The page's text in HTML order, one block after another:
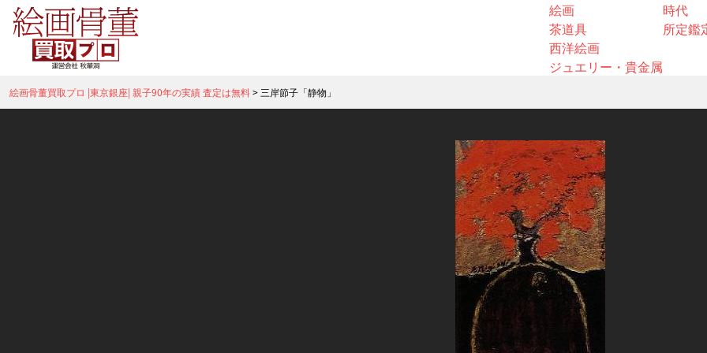
絵画
茶道具
西洋絵画
ジュエリー・貴金属
時代
所定鑑
絵画骨董買取プロ |東京銀座| 親子90年の実績 査定は無料> 三岸節子「静物」